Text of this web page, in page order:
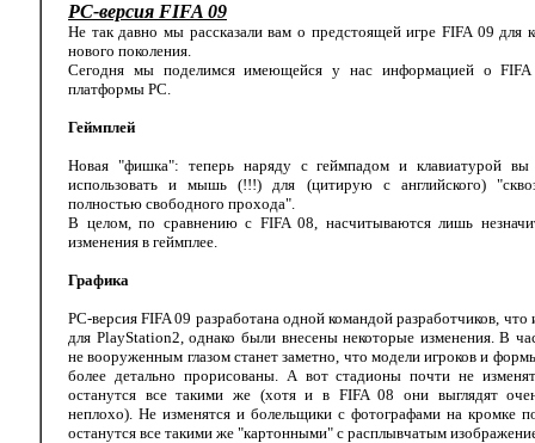
PC-версия FIFA 09
Не так давно мы рассказали вам о предстоящей игре FIFA 09 для
нового поколения.
Сегодня мы поделимся имеющейся у нас информацией о
платформы PC.
Геймплей
Новая "фишка": теперь наряду с геймпадом и клавиатурой вы
использовать и мышь (!!!) для (цитирую с английского)
полностью свободного прохода".
В целом, по сравнению с FIFA 08, насчитываются лишь
изменения в геймплее.
Графика
PC-версия FIFA 09 разработана одной командой разработчиков, что
для PlayStation2, однако были внесены некоторые изменения. В
не вооруженным глазом станет заметно, что модели игроков и
более детально прорисованы. А вот стадионы почти не
останутся все такими же (хотя и в FIFA 08 они выглядят
неплохо). Не изменятся и болельщики с фотографами на кромке
останутся все такими же "картонными" с расплывчатым